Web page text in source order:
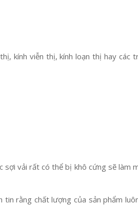
kính viễn thị, kính loạn thị hay các
sợi vải rất có thể bị khô cứng sẽ làm
rằng chất lượng của sản phẩm